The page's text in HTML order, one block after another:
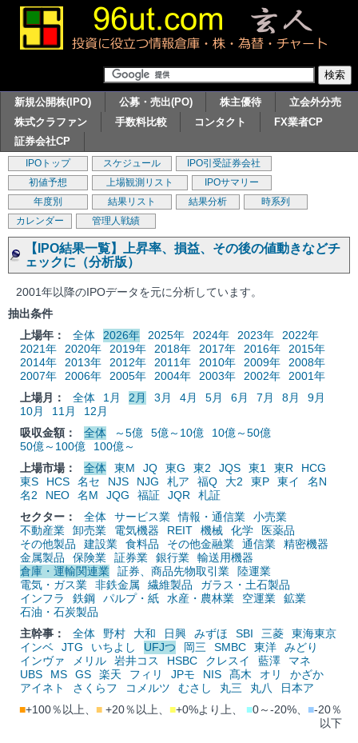
新規公開株(IPO) 公募・売出(PO) 株主優待
立会外分売
株式クラファン
手数料比較 コンタクト
FX業者CP
証券会社CP
IPOトップ スケジュール
IPO引受証券会社
初値予想
上場観測リスト
IPOサマリー
年度別
結果リスト 結果分析
時系列
カレンダー
管理人戦績
【IPO結果一覧】上昇率、損益、その後の値動きなどチ
ェックに（分析版）
2001年以降のIPOデータを元に分析しています。
抽出条件
上場年：
全体 2026年 2025年 2024年 2023年
2022年
2021年
2020年 2019年 2018年 2017年 2016年
2015年
2014年
2013年 2012年 2011年 2010年 2009年
2008年
2007年
2006年 2005年 2004年 2003年 2002年
2001年
上場月：
全体 1月 2月 3月 4月 5月 6月 7月 8月
9月
10月
11月
12月
吸収金額：
全体 ～5億 5億～10億
10億～50億
50億～100億
100億～
上場市場：
全体 東M JQ 東G 東2 JQS 東1 東R
HCG
東S
HCS 名セ NJS NJG 札ア 福Q 大2 東P 東イ
名N
名2
NEO 名M JQG 福証 JQR
札証
セクター：
全体 サービス業 情報・通信業
小売業
不動産業
卸売業 電気機器 REIT 機械 化学
医薬品
その他製品
建設業 食料品 その他金融業 通信業
精密機器
金属製品
保険業 証券業 銀行業
輸送用機器
倉庫・運輸関連業
証券、商品先物取引業
陸運業
電気・ガス業
非鉄金属 繊維製品
ガラス・土石製品
インフラ
鉄鋼 パルプ・紙 水産・農林業 空運業
鉱業
石油・石炭製品
主幹事：
全体 野村 大和 日興 みずほ SBI 三菱
東海東京
インベ
JTG いちよし UFJつ 岡三 SMBC 東洋
みどり
インヴァ
メリル 岩井コス HSBC クレスイ 藍澤
マネ
UBS
MS GS 楽天 フィリ JPモ NIS 髙木 オリ
かざか
アイネト
さくらフ コメルツ むさし 丸三 丸八
日本ア
■+100％以上、 ■ +20％以上、 ■+0%より上、 ■0～-20%、 ■-20％
以下